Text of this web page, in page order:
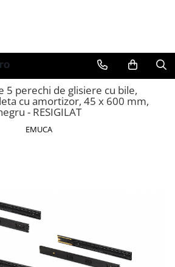
auto
auto
5 perechi de glisiere cu bile,
cu amortizor, 45 x 600 mm,
- RESIGILAT
EMUCA